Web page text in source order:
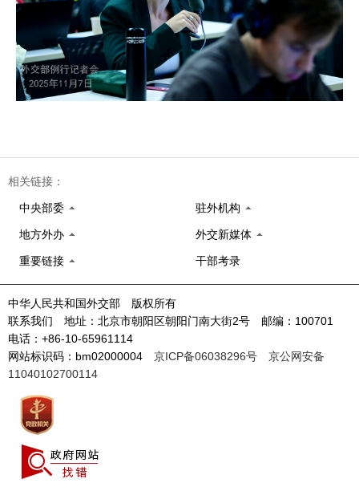
相关链接：
中央部委 驻外机构
地方外办 外交新媒体
重要链接 干部考录
中华人民共和国外交部 版权所有
联系我们 地址：北京市朝阳区朝阳门南大街2号 邮编：100701
电话：+86-10-65961114
网站标识码：bm02000004 京ICP备06038296号
京公网安备
11040102700114